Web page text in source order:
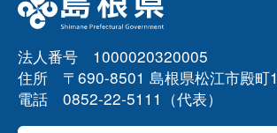
法人番号 1000020320005
住所 〒690-8501 島根県松江市殿町
電話 0852-22-5111（代表）